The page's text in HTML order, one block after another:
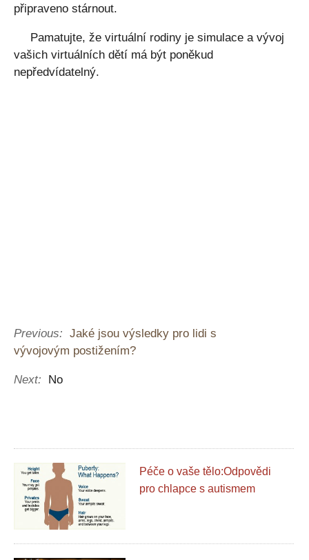
připraveno stárnout.
Pamatujte, že virtuální rodiny je simulace a vývoj
vašich virtuálních dětí má být poněkud
nepředvídatelný.
Previous: Jaké jsou výsledky pro lidi s
vývojovým postižením?
Next: No
Péče o vaše tělo:Odpovědi
pro chlapce s autismem